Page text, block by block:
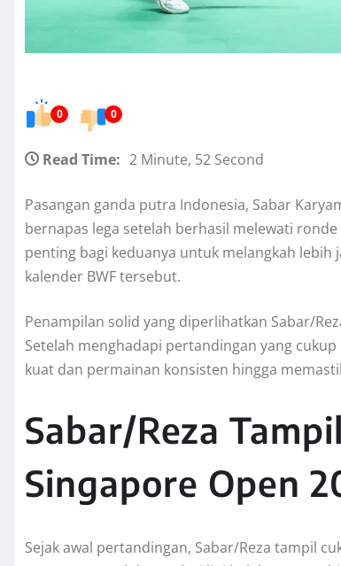
0 0
Read Time: 2 Minute, 52 Second
Pasangan ganda putra Indonesia, Sabar
bernapas lega setelah berhasil melewati
penting bagi keduanya untuk melangkah
kalender BWF tersebut.
Penampilan solid yang diperlihatkan Sabar/
Setelah menghadapi pertandingan yang
kuat dan permainan konsisten hingga
Sabar/Reza
Singapore Open
Sejak awal pertandingan, Sabar/Reza tampil